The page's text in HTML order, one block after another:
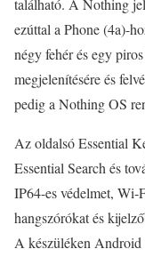
található. A Nothing
ezúttal a Phone (4a)-
négy fehér és egy
megjelenítésére és
pedig a Nothing OS
Az oldalsó Essential
Essential Search és
IP64-es védelmet,
hangszórókat és
A készüléken